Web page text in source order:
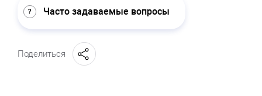
Часто задаваемые вопросы
Поделиться